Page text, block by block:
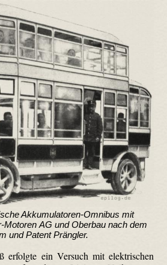
Akkumulatoren-Omnibus mit
Motoren AG und Oberbau nach dem
und Patent Prängler.
erfolgte ein Versuch mit elektrischen